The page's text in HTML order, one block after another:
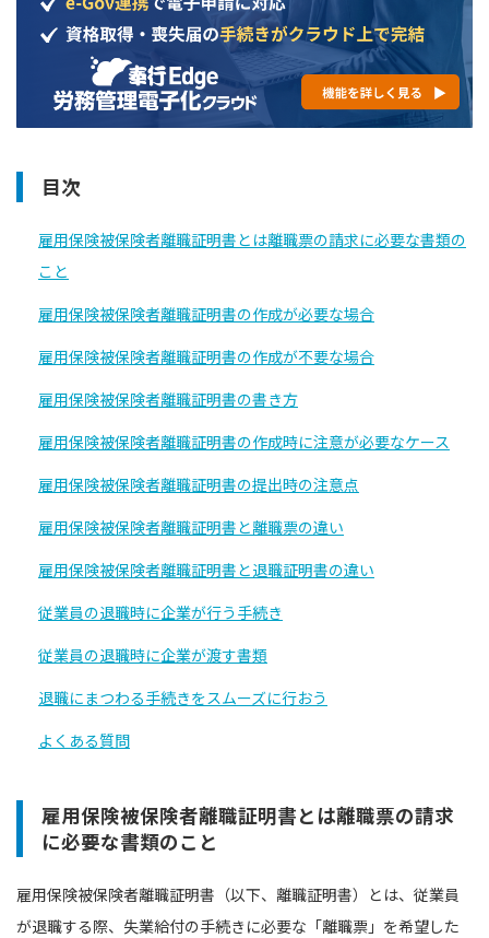
目次
雇用保険被保険者離職証明書とは離職票の請求に必要な書類の
こと
雇用保険被保険者離職証明書の作成が必要な場合
雇用保険被保険者離職証明書の作成が不要な場合
雇用保険被保険者離職証明書の書き方
雇用保険被保険者離職証明書の作成時に注意が必要なケース
雇用保険被保険者離職証明書の提出時の注意点
雇用保険被保険者離職証明書と離職票の違い
雇用保険被保険者離職証明書と退職証明書の違い
従業員の退職時に企業が行う手続き
従業員の退職時に企業が渡す書類
退職にまつわる手続きをスムーズに行おう
よくある質問
雇用保険被保険者離職証明書とは離職票の請求
に必要な書類のこと
雇用保険被保険者離職証明書（以下、離職証明書）とは、従業員
が退職する際、失業給付の手続きに必要な「離職票」を希望した